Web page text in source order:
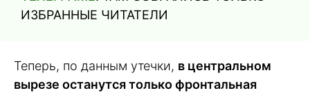
ИЗБРАННЫЕ ЧИТАТЕЛИ
Теперь, по данным утечки, в центральном
вырезе останутся только фронтальная